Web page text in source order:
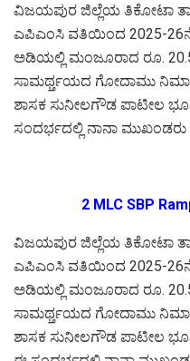
ವಿಜಯಪುರ ಜಿಲ್ಲೆಯ ತಿಕೋಟಾ
ಎಪಿಎಂಸಿ ವತಿಯಿಂದ 2025-
ಅಡಿಯಲ್ಲಿ ಮಂಜೂರಾದ ರೂ.
ಸಾಮರ್ಥ್ತಯದ ಗೋದಾಮು
ಶಾಸಕ ಸುನೀಲಗೌಡ ಪಾಟೀಲ
ಸಂದರ್ಭದಲ್ಲಿ ನಾನಾ ಮುಖಂಡರು
2 MLC SBP
ವಿಜಯಪುರ ಜಿಲ್ಲೆಯ ತಿಕೋಟಾ
ಎಪಿಎಂಸಿ ವತಿಯಿಂದ 2025-
ಅಡಿಯಲ್ಲಿ ಮಂಜೂರಾದ ರೂ.
ಸಾಮರ್ಥ್ತಯದ ಗೋದಾಮು
ಶಾಸಕ ಸುನೀಲಗೌಡ ಪಾಟೀಲ